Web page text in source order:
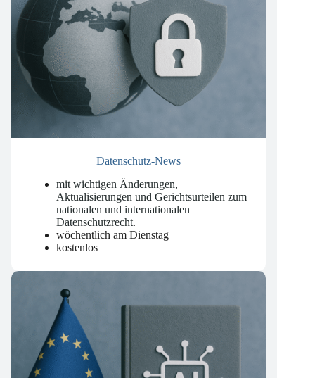
Datenschutz-News
mit wichtigen Änderungen,
Aktualisierungen und Gerichtsurteilen zum
nationalen und internationalen
Datenschutzrecht.
wöchentlich am Dienstag